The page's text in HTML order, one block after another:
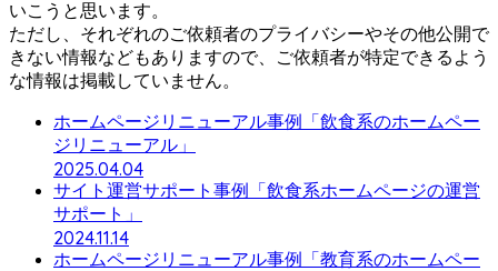
いこうと思います。
ただし、それぞれのご依頼者のプライバシーやその他公開で
きない情報などもありますので、ご依頼者が特定できるよう
な情報は掲載していません。
ホームページリニューアル事例「飲食系のホームペー
ジリニューアル」
2025.04.04
サイト運営サポート事例「飲食系ホームページの運営
サポート」
2024.11.14
ホームページリニューアル事例「教育系のホームペー